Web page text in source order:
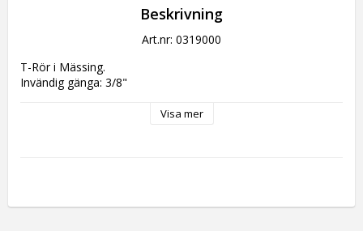
Beskrivning
Art.nr: 0319000
T-Rör i Mässing.
Invändig gänga: 3/8"
Visa mer